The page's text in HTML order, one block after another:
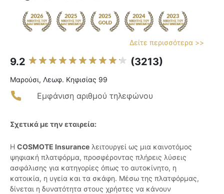
Δείτε περισσότερα >>
9.2 (3213)
Μαρούσι, Λεωφ. Κηφισίας 99
Εμφάνιση αριθμού τηλεφώνου
Σχετικά με την εταιρεία:
Η COSMOTE Insurance λειτουργεί ως μια καινοτόμος
ψηφιακή πλατφόρμα, προσφέροντας πλήρεις λύσεις
ασφάλισης για κατηγορίες όπως το αυτοκίνητο, η
κατοικία, η υγεία και τα σκάφη. Μέσω της πλατφόρμας,
δίνεται η δυνατότητα στους χρήστες να κάνουν